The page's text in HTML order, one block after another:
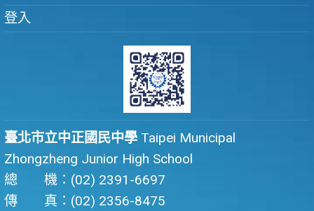
登入
臺北市立中正國民中學 Taipei Municipal
Zhongzheng Junior High School
總 機：(02) 2391-6697
傳 真：(02) 2356-8475